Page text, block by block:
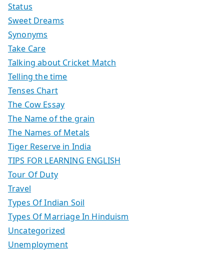
Status
Sweet Dreams
Synonyms
Take Care
Talking about Cricket Match
Telling the time
Tenses Chart
The Cow Essay
The Name of the grain
The Names of Metals
Tiger Reserve in India
TIPS FOR LEARNING ENGLISH
Tour Of Duty
Travel
Types Of Indian Soil
Types Of Marriage In Hinduism
Uncategorized
Unemployment